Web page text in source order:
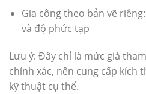
Gia công theo bản vẽ
và độ phức tạp
Lưu ý: Đây chỉ là mức giá
chính xác, nên cung cấp kích
kỹ thuật cụ thể.